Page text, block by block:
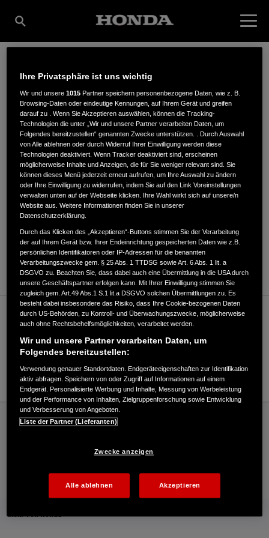
ROLOFF WERKZEUG
GMBH
Langer Weg 59,39576,Stendal
ANFAHRTSBESCHREIBUNG ANFORDERN
WEBSITE
Verkauf / Kundendienst
03931/69610
E-Mail
Honda
Schneefräsen
Roloff Werkzeug gmbH - Snowthrowers – Honda - HONDA Deutschland Offizielle
Mehr von Honda
Ihre Privatsphäre ist uns wichtig
Wir und unsere1015 Partner speichern personenbezogene Daten, wie z. B.
Browsing-Daten oder eindeutige Kennungen, auf Ihrem Gerät und greifen
darauf zu . Wenn Sie Akzeptieren auswählen, können die Tracking-
Technologien die unter „Wir und unsere Partner verarbeiten Daten, um
Folgendes bereitzustellen“ genannten Zwecke unterstützen. . Durch Auswahl
von Alle ablehnen oder durch Widerruf Ihrer Einwilligung werden diese
Technologien deaktiviert. Wenn Tracker deaktiviert sind, erscheinen
möglicherweise Inhalte und Anzeigen, die für Sie weniger relevant sind. Sie
können dieses Menü jederzeit erneut aufrufen, um Ihre Auswahl zu ändern
oder Ihre Einwilligung zu widerrufen, indem Sie auf den Link Voreinstellungen
verwalten unten auf der Webseite klicken. Ihre Wahl wirkt sich auf unsere/n
Website aus. Weitere Informationen finden Sie in unserer
Datenschutzerklärung.
Durch das Klicken des „Akzeptieren“-Buttons stimmen Sie der Verarbeitung
der auf Ihrem Gerät bzw. Ihrer Endeinrichtung gespeicherten Daten wie z.B.
persönlichen Identifikatoren oder IP-Adressen für die benannten
Verarbeitungszwecke gem. § 25 Abs. 1 TTDSG sowie Art. 6 Abs. 1 lit. a
DSGVO zu. Beachten Sie, dass dabei auch eine Übermittlung in die USA durch
unsere Geschäftspartner erfolgen kann. Mit Ihrer Einwilligung stimmen Sie
zugleich gem. Art.49 Abs.1 S.1 lit.a DSGVO solchen Übermittlungen zu. Es
besteht dabei insbesondere das Risiko, dass Ihre Cookie-bezogenen Daten
durch US-Behörden, zu Kontroll- und Überwachungszwecke, möglicherweise
auch ohne Rechtsbehelfsmöglichkeiten, verarbeitet werden.
Wir und unsere Partner verarbeiten Daten, um
Folgendes bereitzustellen:
Verwendung genauer Standortdaten. Endgeräteeigenschaften zur Identifikation
aktiv abfragen. Speichern von oder Zugriff auf Informationen auf einem
Endgerät. Personalisierte Werbung und Inhalte, Messung von Werbeleistung
und der Performance von Inhalten, Zielgruppenforschung sowie Entwicklung
und Verbesserung von Angeboten.
Liste der Partner (Lieferanten)
Zwecke anzeigen
Alle ablehnen Akzeptieren